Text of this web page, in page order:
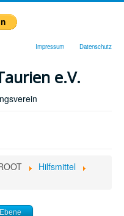
Impressum Datenschutz
e.V.
Hilfsmittel
Ebene